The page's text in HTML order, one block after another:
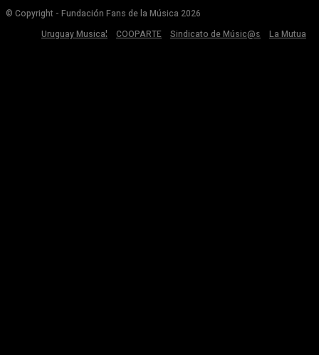
© Copyright - Fundación Fans de la Música 2026
Uruguay Musical
COOPARTE Sindicato de Músic@s La Mutua